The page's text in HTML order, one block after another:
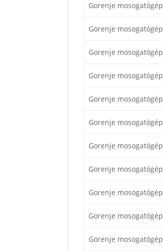
Gorenje mosogatógép
Gorenje mosogatógép
Gorenje mosogatógép
Gorenje mosogatógép
Gorenje mosogatógép
Gorenje mosogatógép
Gorenje mosogatógép
Gorenje mosogatógép
Gorenje mosogatógép
Gorenje mosogatógép
Gorenje mosogatógép